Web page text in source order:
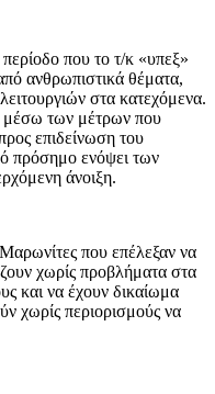
που το τ/κ «υπεξ»
ανθρωπιστικά θέματα,
στα κατεχόμενα.
μέσω των μέτρων που
επιδείνωση του
πρόσημο ενόψει των
άνοιξη.
που επέλεξαν να
χωρίς προβλήματα στα
και να έχουν δικαίωμα
χωρίς περιορισμούς να